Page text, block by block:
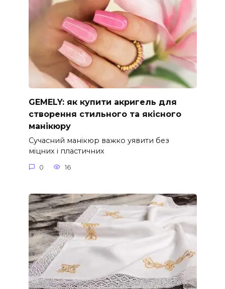
GEMELY: як купити акригель для
створення стильного та якісного
манікюру
Сучасний манікюр важко уявити без
міцних і пластичних
0 16